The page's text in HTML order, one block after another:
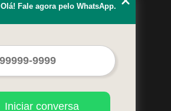
Serviços
Mapa do site
Olá! Fale agora pelo WhatsApp.
Iniciar conversa